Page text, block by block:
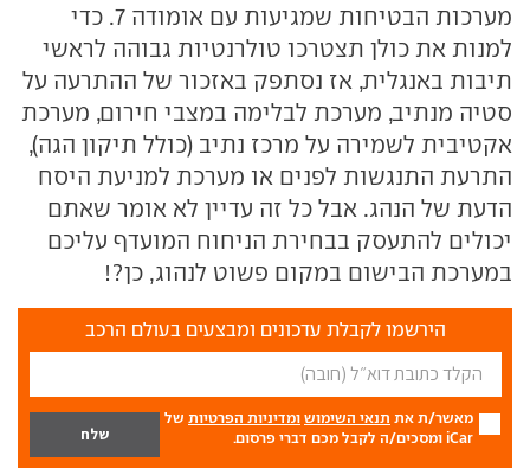
מערכות הבטיחות שמגיעות עם אומודה 7. כדי
למנות את כולן תצטרכו טולרנטיות גבוהה לראשי
תיבות באנגלית, אז נסתפק באזכור של ההתרעה על
סטיה מנתיב, מערכת לבלימה במצבי חירום, מערכת
אקטיבית לשמירה על מרכז נתיב (כולל תיקון הגה),
התרעת התנגשות לפנים או מערכת למניעת היסח
הדעת של הנהג. אבל כל זה עדיין לא אומר שאתם
יכולים להתעסק בבחירת הניחוח המועדף עליכם
במערכת הבישום במקום פשוט לנהוג, כן?!
הירשמו לקבלת עדכונים ומבצעים בעולם הרכב
מאשר/ת את תנאי השימוש ומדיניות הפרטיות של
iCar ומסכים/ה לקבל מכם דברי פרסום.